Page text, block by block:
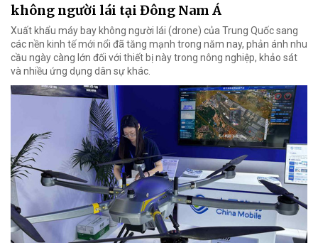
không người lái tại Đông Nam Á
Xuất khẩu máy bay không người lái (drone) của Trung Quốc sang
các nền kinh tế mới nổi đã tăng mạnh trong năm nay, phản ánh nhu
cầu ngày càng lớn đối với thiết bị này trong nông nghiệp, khảo sát
và nhiều ứng dụng dân sự khác.